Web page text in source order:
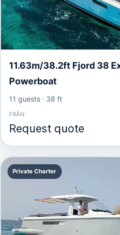
11.63m/38.2ft Fjord 38
Powerboat
11 guests· 38 ft
FRÅN
Request quote
Private Charter